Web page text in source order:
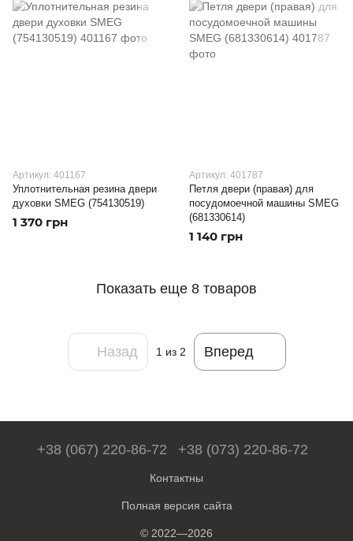
Артикул: 401167
Уплотнительная резина двери
духовки SMEG (754130519)
1 370 грн
Артикул: 401787
Петля двери (правая) для
посудомоечной машины SMEG
(681330614)
1 140 грн
Показать еще 8 товаров
Назад 1 из 2 Вперед
+38 (067) 220-86-72 +38 (073) 220-86-72
Контактны
Полная версия сайта
© 2022—2026